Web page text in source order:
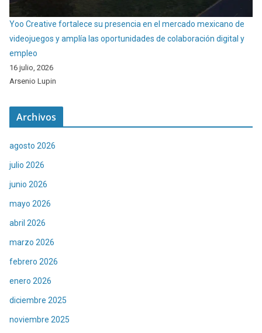
Yoo Creative fortalece su presencia en el mercado mexicano de
videojuegos y amplía las oportunidades de colaboración digital y
empleo
16 julio, 2026
Arsenio Lupin
Archivos
agosto 2026
julio 2026
junio 2026
mayo 2026
abril 2026
marzo 2026
febrero 2026
enero 2026
diciembre 2025
noviembre 2025